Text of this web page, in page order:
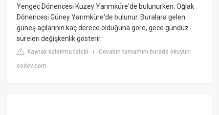
Yengeç Dönencesi Kuzey Yarımküre'de bulunurken; Oğlak
Dönencesi Güney Yarımküre'de bulunur. Buralara gelen
güneş açılarının kaç derece olduğuna göre, gece gündüz
süreleri değişkenlik gösterir.
Kaynak kaldırma talebi |Cevabın tamamını burada okuyun:
eodev.com